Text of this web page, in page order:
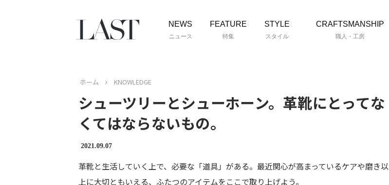
NEWS
ニュース
FEATURE
特集
STYLE
スタイル
CRAFTSMANSHIP
職人・工房
ホーム KNOWLEDGE
シューツリーとシューホーン。革靴にとってな
くてはならないもの。
2021.09.07
革靴と生活していく上で、必要な「道具」がある。最近関心が高まっているケアや磨き以
上に大切ともいえる、ふたつのアイテムをここで取り上げよう。